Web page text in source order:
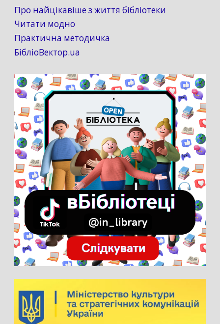
Про найцікавіше з життя бібліотеки
Читати модно
Практична методичка
БібліоВектор.ua